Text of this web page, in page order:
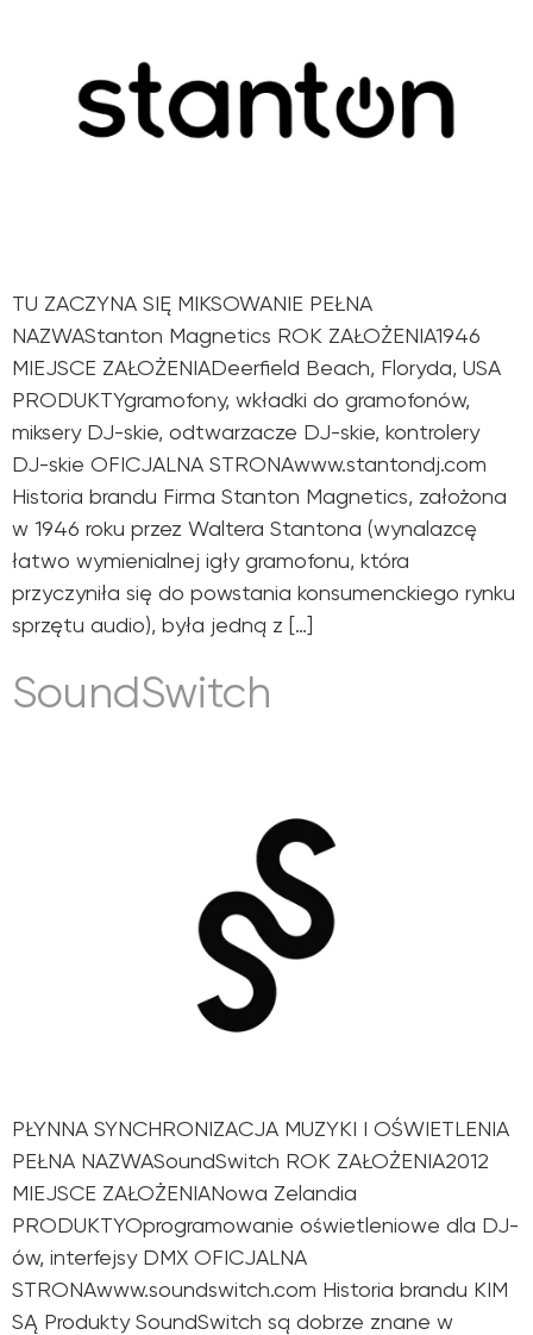
TU ZACZYNA SIĘ MIKSOWANIE PEŁNA
NAZWAStanton Magnetics ROK ZAŁOŻENIA1946
MIEJSCE ZAŁOŻENIADeerfield Beach, Floryda, USA
PRODUKTYgramofony, wkładki do gramofonów,
miksery DJ-skie, odtwarzacze DJ-skie, kontrolery
DJ-skie OFICJALNA STRONAwww.stantondj.com
Historia brandu Firma Stanton Magnetics, założona
w 1946 roku przez Waltera Stantona (wynalazcę
łatwo wymienialnej igły gramofonu, która
przyczyniła się do powstania konsumenckiego rynku
sprzętu audio), była jedną z […]
SoundSwitch
PŁYNNA SYNCHRONIZACJA MUZYKI I OŚWIETLENIA
PEŁNA NAZWASoundSwitch ROK ZAŁOŻENIA2012
MIEJSCE ZAŁOŻENIANowa Zelandia
PRODUKTYOprogramowanie oświetleniowe dla DJ-
ów, interfejsy DMX OFICJALNA
STRONAwww.soundswitch.com Historia brandu KIM
SĄ Produkty SoundSwitch są dobrze znane w